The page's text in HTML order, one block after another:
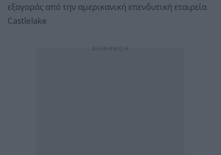
εξαγοράς από την αμερικανική επενδυτική εταιρεία
Castlelake